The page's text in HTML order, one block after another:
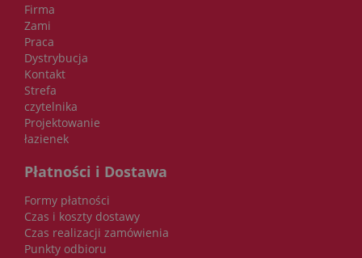
Firma
Zami
Praca
Dystrybucja
Kontakt
Strefa
czytelnika
Projektowanie
łazienek
Płatności i Dostawa
Formy płatności
Czas i koszty dostawy
Czas realizacji zamówienia
Punkty odbioru